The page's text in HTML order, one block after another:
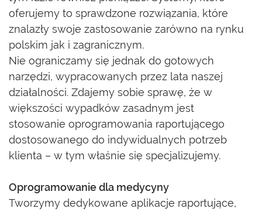
oferujemy to sprawdzone rozwiązania, które
znalazły swoje zastosowanie zarówno na rynku
polskim jak i zagranicznym.
Nie ograniczamy się jednak do gotowych
narzędzi, wypracowanych przez lata naszej
działalności. Zdajemy sobie sprawę, że w
większości wypadków zasadnym jest
stosowanie oprogramowania raportującego
dostosowanego do indywidualnych potrzeb
klienta – w tym właśnie się specjalizujemy.
Oprogramowanie dla medycyny
Tworzymy dedykowane aplikacje raportujące,